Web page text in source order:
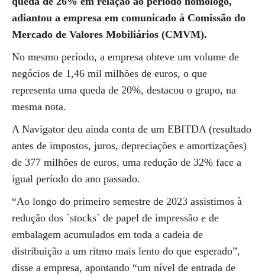
adiantou a empresa em comunicado à Comissão do
Mercado de Valores Mobiliários (CMVM).
No mesmo período, a empresa obteve um volume de
negócios de 1,46 mil milhões de euros, o que
representa uma queda de 20%, destacou o grupo, na
mesma nota.
A Navigator deu ainda conta de um EBITDA (resultado
antes de impostos, juros, depreciações e amortizações)
de 377 milhões de euros, uma redução de 32% face a
igual período do ano passado.
“Ao longo do primeiro semestre de 2023 assistimos à
redução dos `stocks` de papel de impressão e de
embalagem acumulados em toda a cadeia de
distribuição a um ritmo mais lento do que esperado”,
disse a empresa, apontando “um nível de entrada de